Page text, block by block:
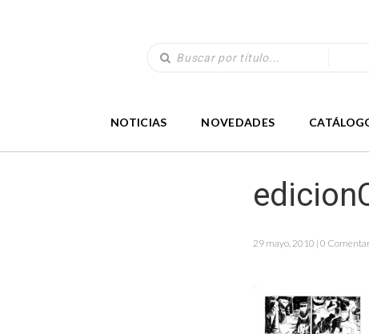
NOTICIAS NOVEDADES
29 mayo, 2010 | 0